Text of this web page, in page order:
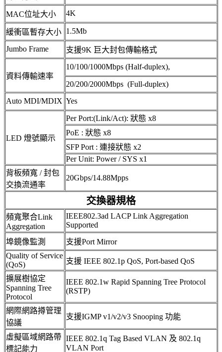
MAC位址大小 4K
緩衝區暫存大小 1.5Mb
Jumbo Frame 支援9K 巨大封包傳輸格式
資料傳輸速率
10/100/1000Mbps (Half-duplex),
20/200/2000Mbps (Full-duplex)
Auto MDI/MDIX Yes
LED 燈號顯示
Per Port:(Link/Act): 狀態 x8
PoE : 狀態 x8
SFP Port : 連接狀態 x2
Per Unit: Power / SYS x1
背板頻寬 / 封包
交換流通率
20Gbps/14.88Mpps
交換器規格
頻寬聚合Link
Aggregation
IEEE802.3ad LACP Link Aggregation
Supported
埠鏡像監測
支援Port Mirror
Quality of Service
(QoS)
支援 IEEE 802.1p QoS, Port-based QoS
擴展樹協定
Spanning Tree
Protocol
IEEE 802.1w Rapid Spanning Tree Protocol
(RSTP)
網際網路撙管理
協議
支援IGMP v1/v2/v3 Snooping 功能
虛擬區域網路帶
標記能力
IEEE 802.1q Tag Based VLAN 及 802.1q
VLAN Port